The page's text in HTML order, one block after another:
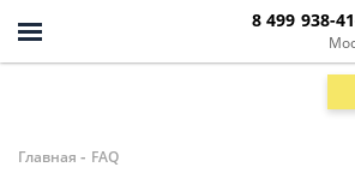
8 499 938-
Главная - FAQ